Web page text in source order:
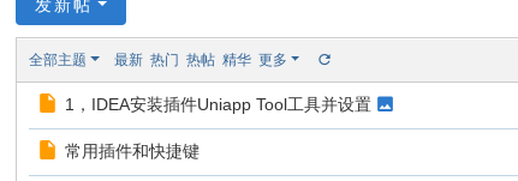
发新帖
全部主题 最新 热门 热帖 精华 更多
1，IDEA安装插件Uniapp Tool工具并设置
常用插件和快捷键